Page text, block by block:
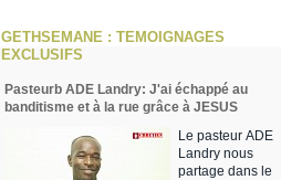
GETHSEMANE : TEMOIGNAGES
EXCLUSIFS
Pasteurb ADE Landry: J'ai échappé au
banditisme et à la rue grâce à JESUS
Le pasteur ADE
Landry nous
partage dans le